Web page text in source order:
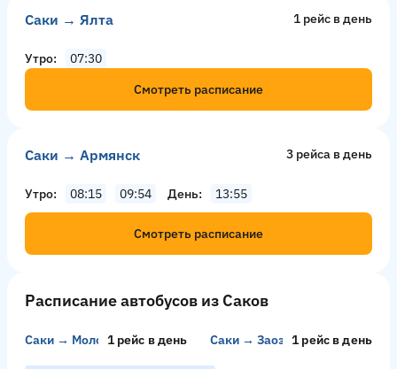
Саки → Ялта 1 рейс в день
Утро
07:30
Смотреть расписание
Саки → Армянск 3 рейсa в день
Утро 08:15 09:54 День 13:55
Смотреть расписание
Расписание автобусов из Саков
Саки → Молочное1 рейс в день Саки → Заозёрное1 рейс в день